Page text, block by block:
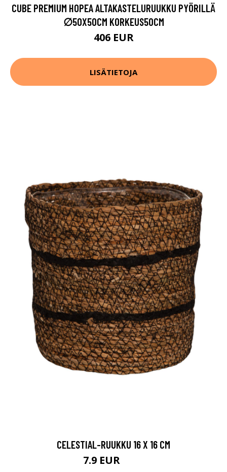
CUBE PREMIUM HOPEA ALTAKASTELURUUKKU PYÖRILLÄ
∅50X50CM KORKEUS50CM
406 EUR
LISÄTIETOJA
CELESTIAL-RUUKKU 16 X 16 CM
7.9 EUR